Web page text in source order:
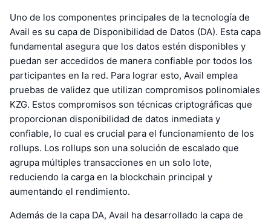
Uno de los componentes principales de la tecnología de
Avail es su capa de Disponibilidad de Datos (DA). Esta capa
fundamental asegura que los datos estén disponibles y
puedan ser accedidos de manera confiable por todos los
participantes en la red. Para lograr esto, Avail emplea
pruebas de validez que utilizan compromisos polinomiales
KZG. Estos compromisos son técnicas criptográficas que
proporcionan disponibilidad de datos inmediata y
confiable, lo cual es crucial para el funcionamiento de los
rollups. Los rollups son una solución de escalado que
agrupa múltiples transacciones en un solo lote,
reduciendo la carga en la blockchain principal y
aumentando el rendimiento.
Además de la capa DA, Avail ha desarrollado la capa de